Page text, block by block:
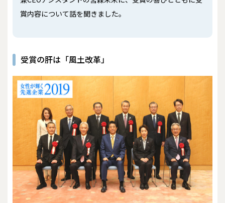
賞内容について話を聞きました。
受賞の肝は「風土改革」